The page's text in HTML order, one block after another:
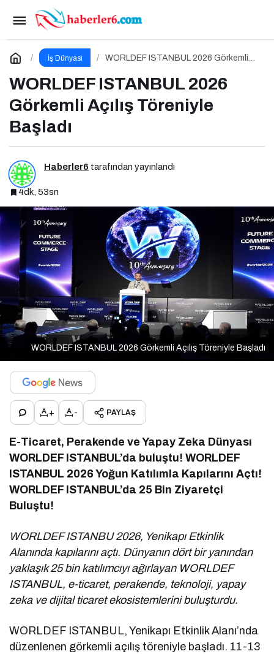
İş Dünyası
WORLDEF ISTANBUL 2026 Görkemli
WORLDEF ISTANBUL 2026
Görkemli Açılış Töreniyle
Başladı
Haberler6 tarafından yayınlandı
4dk, 53sn
WORLDEF ISTANBUL 2026 Görkemli Açılış Töreniyle Başladı
+ - PAYLAŞ
E-Ticaret, Perakende ve Yapay Zeka Dünyası
WORLDEF ISTANBUL’da buluştu!WORLDEF
ISTANBUL 2026 Yoğun Katılımla Kapılarını Açtı!
WORLDEF ISTANBUL’da 25 Bin Ziyaretçi
Buluştu!
WORLDEF ISTANBU 2026, Yenikapı Etkinlik
Alanında kapılarını açtı. Dünyanın dört bir yanından
yaklaşık 25 bin katılımcıyı ağırlayan WORLDEF
ISTANBUL, e-ticaret, perakende, teknoloji, yapay
zeka ve dijital ticaret ekosistemlerini buluşturdu.
WORLDEF ISTANBUL, Yenikapı Etkinlik Alanı’nda
düzenlenen görkemli açılış töreniyle başladı. 11-13
İş dünyasının zirvesi WORLDEF VIP Connect’te
buluştu
Yorum Yap